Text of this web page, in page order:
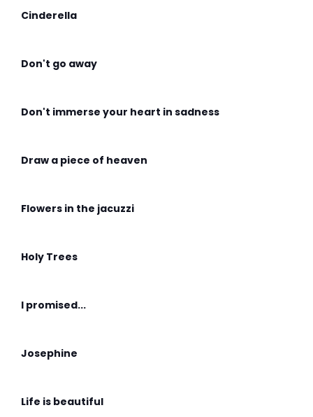
Cinderella
Don't go away
Don't immerse your heart in sadness
Draw a piece of heaven
Flowers in the jacuzzi
Holy Trees
I promised...
Josephine
Life is beautiful